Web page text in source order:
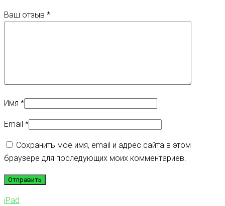
Ваш отзыв *
Имя *
Email *
Сохранить моё имя, email и адрес сайта в этом
браузере для последующих моих комментариев.
iPad